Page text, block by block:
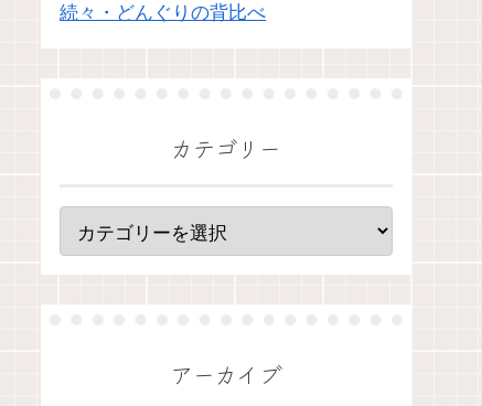
続々・どんぐりの背比べ
カテゴリー
アーカイブ